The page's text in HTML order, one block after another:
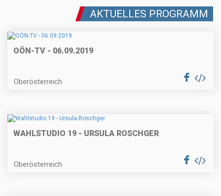
AKTUELLES PROGRAMM
OÖN-TV - 06.09.2019
Oberösterreich
WAHLSTUDIO 19 - URSULA ROSCHGER
Oberösterreich